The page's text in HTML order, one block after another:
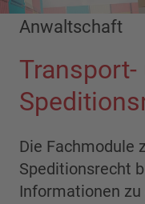
Anwaltschaft
Transport-
Die Fachmodule
Speditionsrecht
Informationen